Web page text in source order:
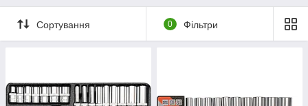
Сортування 0 Фільтри